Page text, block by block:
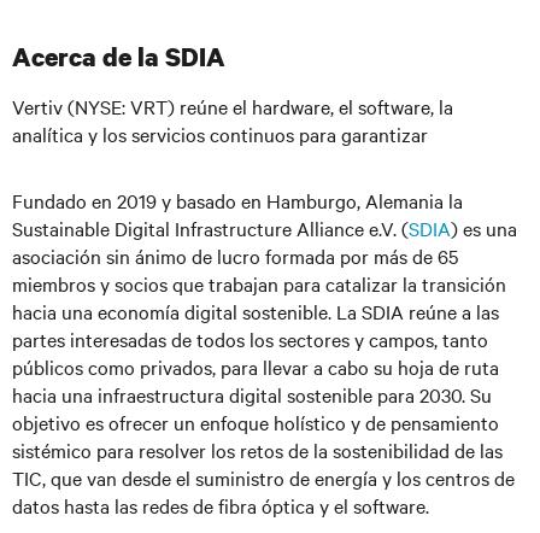
Acerca de la SDIA
Vertiv (NYSE: VRT) reúne el hardware, el software, la
analítica y los servicios continuos para garantizar
Fundado en 2019 y basado en Hamburgo, Alemania la
Sustainable Digital Infrastructure Alliance e.V. (SDIA) es una
asociación sin ánimo de lucro formada por más de 65
miembros y socios que trabajan para catalizar la transición
hacia una economía digital sostenible. La SDIA reúne a las
partes interesadas de todos los sectores y campos, tanto
públicos como privados, para llevar a cabo su hoja de ruta
hacia una infraestructura digital sostenible para 2030. Su
objetivo es ofrecer un enfoque holístico y de pensamiento
sistémico para resolver los retos de la sostenibilidad de las
TIC, que van desde el suministro de energía y los centros de
datos hasta las redes de fibra óptica y el software.